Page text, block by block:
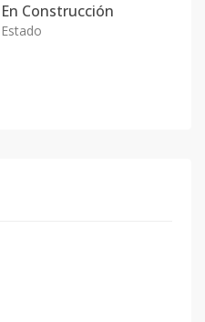
En Construcción
Estado